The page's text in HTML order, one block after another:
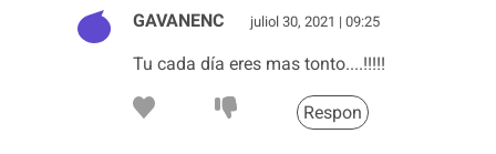
GAVANENC juliol 30, 2021 | 09:25
Tu cada día eres mas tonto....!!!!!
Respon